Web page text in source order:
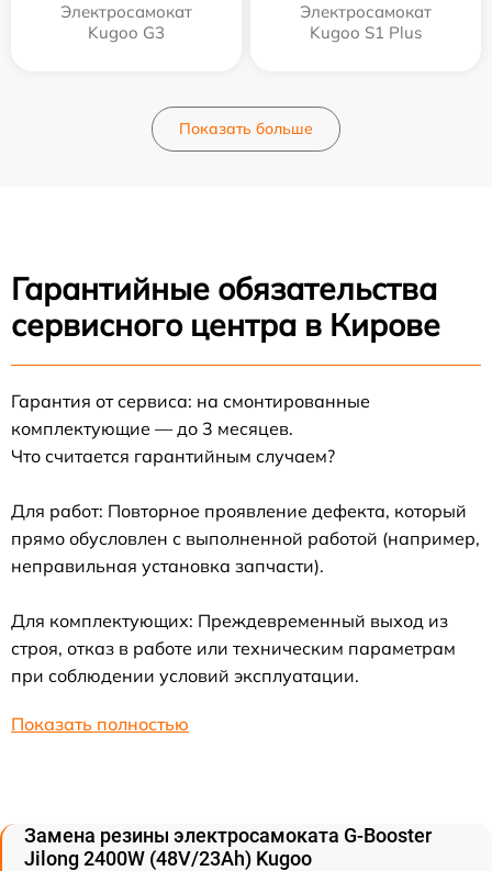
Электросамокат
Kugoo G3
Электросамокат
Kugoo S1 Plus
Показать больше
Гарантийные обязательства
сервисного центра в Кирове
Гарантия от сервиса: на смонтированные
комплектующие — до 3 месяцев.
Что считается гарантийным случаем?
Для работ: Повторное проявление дефекта, который
прямо обусловлен с выполненной работой (например,
неправильная установка запчасти).
Для комплектующих: Преждевременный выход из
строя, отказ в работе или техническим параметрам
при соблюдении условий эксплуатации.
Показать полностью
Замена резины электросамоката G-Booster
Jilong 2400W (48V/23Ah) Kugoo